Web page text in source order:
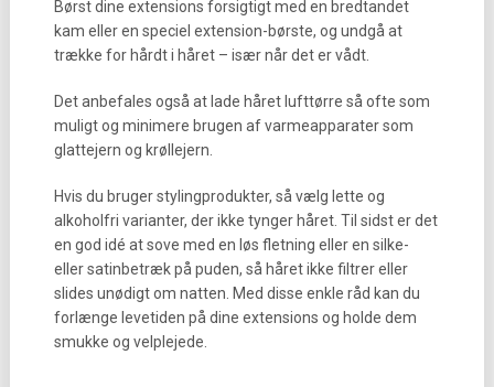
Børst dine extensions forsigtigt med en bredtandet
kam eller en speciel extension-børste, og undgå at
trække for hårdt i håret – især når det er vådt.
Det anbefales også at lade håret lufttørre så ofte som
muligt og minimere brugen af varmeapparater som
glattejern og krøllejern.
Hvis du bruger stylingprodukter, så vælg lette og
alkoholfri varianter, der ikke tynger håret. Til sidst er det
en god idé at sove med en løs fletning eller en silke-
eller satinbetræk på puden, så håret ikke filtrer eller
slides unødigt om natten. Med disse enkle råd kan du
forlænge levetiden på dine extensions og holde dem
smukke og velplejede.